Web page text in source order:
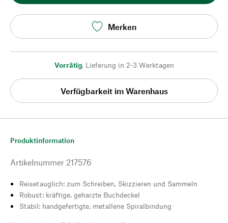
Merken
Vorrätig, Lieferung in 2-3 Werktagen
Verfügbarkeit im Warenhaus
Produktinformation
Artikelnummer 217576
Reisetauglich: zum Schreiben, Skizzieren und Sammeln
Robust: kräftige, geharzte Buchdeckel
Stabil: handgefertigte, metallene Spiralbindung